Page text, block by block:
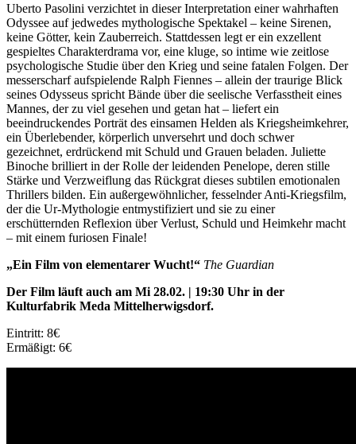
Uberto Pasolini verzichtet in dieser Interpretation einer wahrhaften
Odyssee auf jedwedes mythologische Spektakel – keine Sirenen,
keine Götter, kein Zauberreich. Stattdessen legt er ein exzellent
gespieltes Charakterdrama vor, eine kluge, so intime wie zeitlose
psychologische Studie über den Krieg und seine fatalen Folgen. Der
messerscharf aufspielende Ralph Fiennes – allein der traurige Blick
seines Odysseus spricht Bände über die seelische Verfasstheit eines
Mannes, der zu viel gesehen und getan hat – liefert ein
beeindruckendes Porträt des einsamen Helden als Kriegsheimkehrer,
ein Überlebender, körperlich unversehrt und doch schwer
gezeichnet, erdrückend mit Schuld und Grauen beladen. Juliette
Binoche brilliert in der Rolle der leidenden Penelope, deren stille
Stärke und Verzweiflung das Rückgrat dieses subtilen emotionalen
Thrillers bilden. Ein außergewöhnlicher, fesselnder Anti-Kriegsfilm,
der die Ur-Mythologie entmystifiziert und sie zu einer
erschütternden Reflexion über Verlust, Schuld und Heimkehr macht
– mit einem furiosen Finale!
„Ein Film von elementarer Wucht!“ The Guardian
Der Film läuft auch am Mi 28.02. | 19:30 Uhr in der
Kulturfabrik Meda Mittelherwigsdorf.
Eintritt: 8€
Ermäßigt: 6€